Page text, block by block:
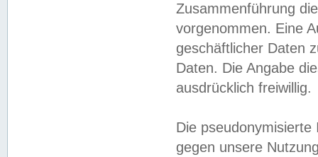
Zusammenführung
vorgenommen. Eine
geschäftlicher Daten
Daten. Die Angabe
ausdrücklich freiwillig.
Die
gegen unsere